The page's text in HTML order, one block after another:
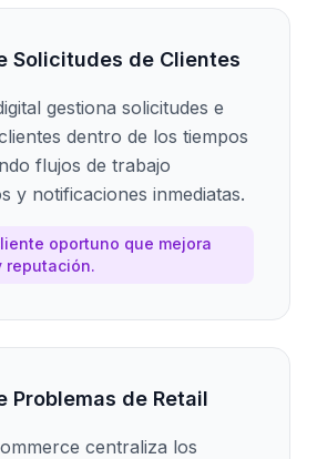
Solicitudes de Clientes
gestiona solicitudes e
dentro de los tiempos
flujos de trabajo
y notificaciones inmediatas.
oportuno que mejora
reputación.
Problemas de Retail
centraliza los